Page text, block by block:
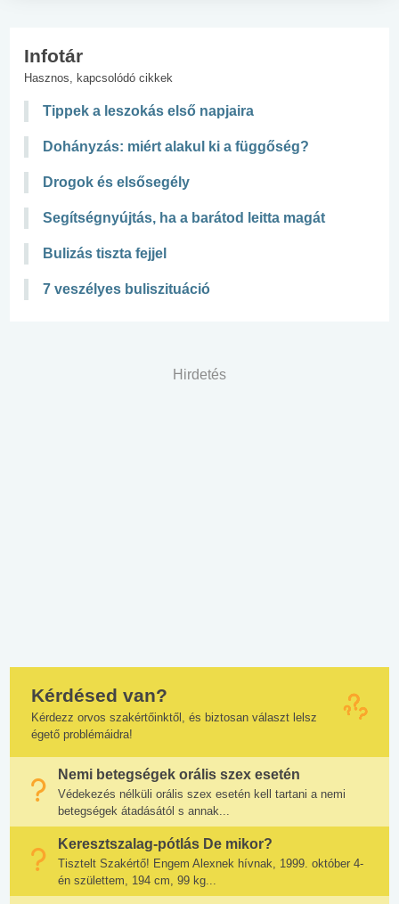
Infotár
Hasznos, kapcsolódó cikkek
Tippek a leszokás első napjaira
Dohányzás: miért alakul ki a függőség?
Drogok és elsősegély
Segítségnyújtás, ha a barátod leitta magát
Bulizás tiszta fejjel
7 veszélyes buliszituáció
Hirdetés
Kérdésed van?
Kérdezz orvos szakértőinktől, és biztosan választ lelsz
égető problémáidra!
Nemi betegségek orális szex esetén
Védekezés nélküli orális szex esetén kell tartani a nemi
betegségek átadásától s annak...
Keresztszalag-pótlás De mikor?
Tisztelt Szakértő! Engem Alexnek hívnak, 1999. október 4-
én születtem, 194 cm, 99 kg...